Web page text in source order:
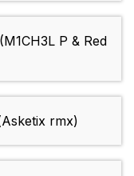
P & Red
rmx)